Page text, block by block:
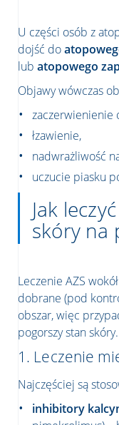
U części osób z
dojść do
lub atopowego
Objawy wówczas
zaczerwienienie
łzawienie,
nadwrażliwość
uczucie piasku
Jak
skóry na
Leczenie AZS
dobrane (pod
obszar, więc
pogorszy stan skóry.
1. Leczenie
Najczęściej są
inhibitory